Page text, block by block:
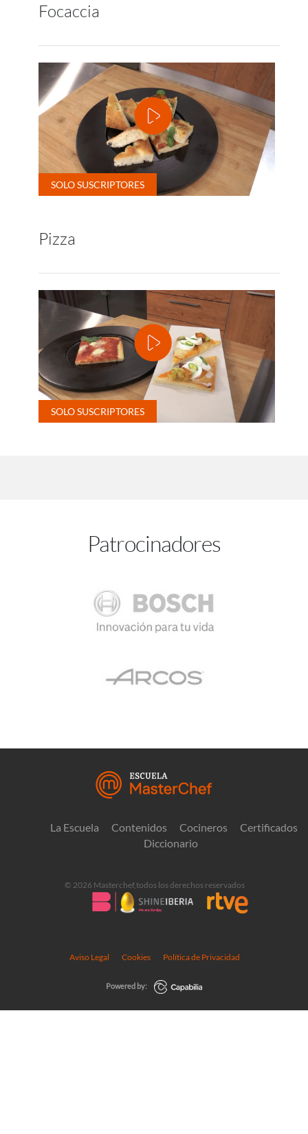
Focaccia
Pizza
Patrocinadores
La Escuela Contenidos Cocineros
Certificados
Diccionario
© 2026 Masterchef,todos los derechos reservados
Aviso Legal Cookies Política de Privacidad
Powered by: